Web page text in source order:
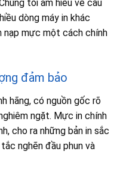
tôi am hiểu về cấu
dòng máy in khác
nạp mực một cách chính
đảm bảo
hãng, có nguồn gốc rõ
ngặt. Mực in chính
cho ra những bản in sắc
nghẽn đầu phun và